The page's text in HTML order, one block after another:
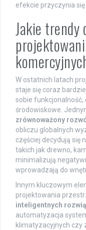
efekcie przyczynia się
Jakie
W ostatnich latach
staje się coraz
sobie
środowiskowe.
zrównoważony
obliczu globalnych
częściej decydują się
takich jak drewno,
minimalizują
wprowadzają do
Innym kluczowym
projektowania
inteligentnych
automatyzacja
klimatyzacyjnych czy